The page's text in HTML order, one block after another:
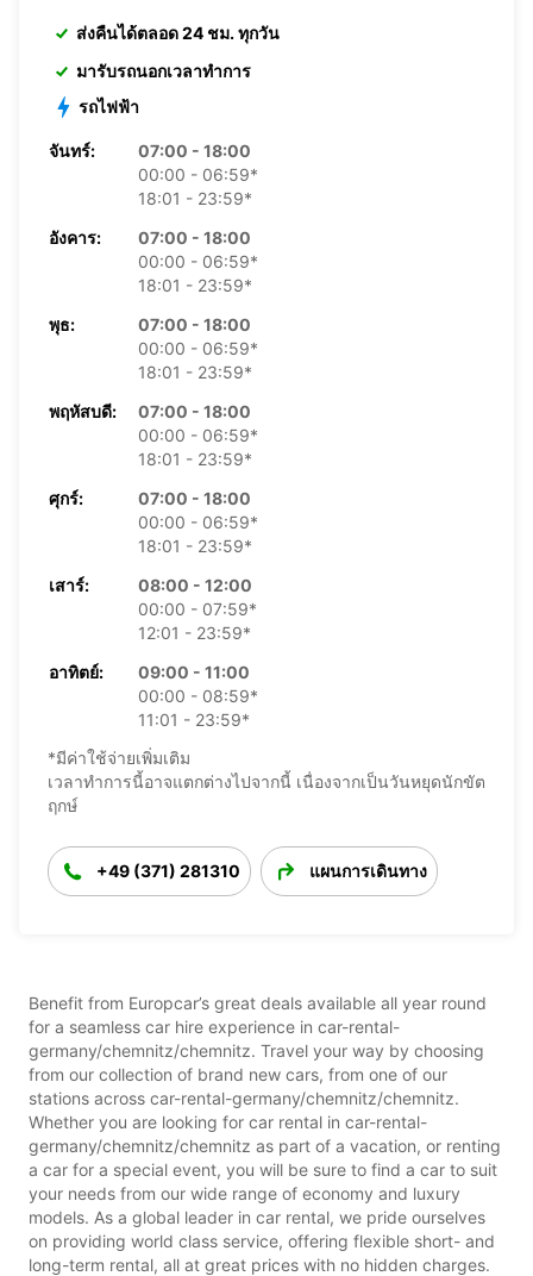
ส่งคืนได้ตลอด 24 ชม. ทุกวัน
มารับรถนอกเวลาทำการ
รถไฟฟ้า
จันทร์:
07:00 - 18:00
00:00 - 06:59*
18:01 - 23:59*
อังคาร:
07:00 - 18:00
00:00 - 06:59*
18:01 - 23:59*
พุธ:
07:00 - 18:00
00:00 - 06:59*
18:01 - 23:59*
พฤหัสบดี:
07:00 - 18:00
00:00 - 06:59*
18:01 - 23:59*
ศุกร์:
07:00 - 18:00
00:00 - 06:59*
18:01 - 23:59*
เสาร์:
08:00 - 12:00
00:00 - 07:59*
12:01 - 23:59*
อาทิตย์:
09:00 - 11:00
00:00 - 08:59*
11:01 - 23:59*
*มีค่าใช้จ่ายเพิ่มเติม
เวลาทำการนี้อาจแตกต่างไปจากนี้ เนื่องจากเป็นวันหยุดนักขัต
ฤกษ์
+49 (371) 281310 แผนการเดินทาง
Benefit from Europcar’s great deals available all year round
for a seamless car hire experience in car-rental-
germany/chemnitz/chemnitz. Travel your way by choosing
from our collection of brand new cars, from one of our
stations across car-rental-germany/chemnitz/chemnitz.
Whether you are looking for car rental in car-rental-
germany/chemnitz/chemnitz as part of a vacation, or renting
a car for a special event, you will be sure to find a car to suit
your needs from our wide range of economy and luxury
models. As a global leader in car rental, we pride ourselves
on providing world class service, offering flexible short- and
long-term rental, all at great prices with no hidden charges.